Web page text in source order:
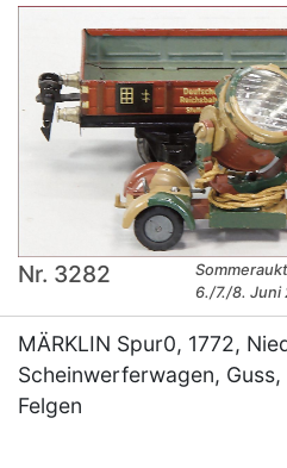
Nr. 3282
6./7./8. Juni
MÄRKLIN Spur0, 1772,
Scheinwerferwagen,
Felgen